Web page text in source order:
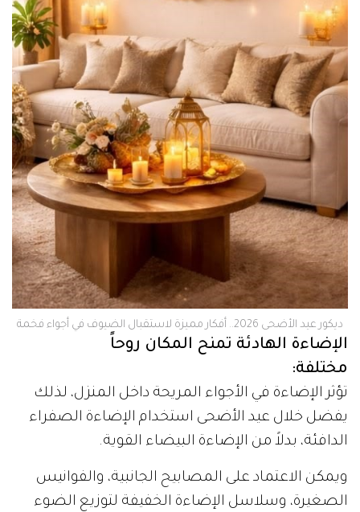
ديكور عيد الأضحى 2026.. أفكار مميزة لاستقبال الضيوف في أجواء فخمة
الإضاءة الهادئة تمنح المكان روحاً
مختلفة:
تؤثر الإضاءة في الأجواء المريحة داخل المنزل، لذلك
يفضل خلال عيد الأضحى استخدام الإضاءة الصفراء
الدافئة، بدلاً من الإضاءة البيضاء القوية.
ويمكن الاعتماد على المصابيح الجانبية، والفوانيس
الصغيرة، وسلاسل الإضاءة الخفيفة لتوزيع الضوء